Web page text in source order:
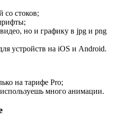
со стоков;
но и графику в jpg и png
устройств на iOS и Android.
на тарифе Pro;
используешь много анимации.